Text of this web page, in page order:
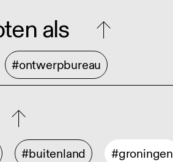
als
#ontwerpbureau
#buitenland #groningen